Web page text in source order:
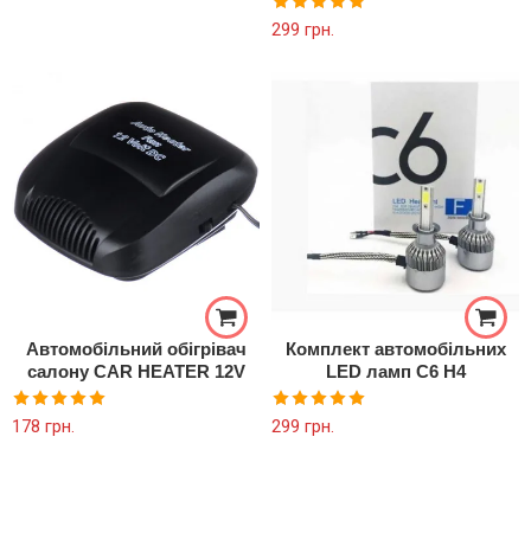
Оцінено в
299 грн.
Автомобільний обігрівач
салону CAR HEATER 12V
Оцінено в
178 грн.
Комплект автомобільних
LED ламп C6 H4
Оцінено в
299 грн.